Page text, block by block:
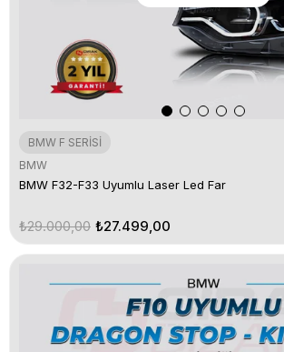
BMW F SERİSİ
BMW
BMW F32-F33 Uyumlu Laser Led Far
₺27.499,00
₺29.000,00